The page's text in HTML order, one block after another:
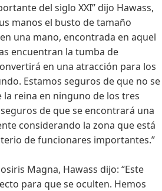
del siglo XXI” dijo Hawass,
manos el busto de tamaño
una mano, encontrada en aquel
encuentran la tumba de
en una atracción para los
Estamos seguros de que no se
reina en ninguno de los tres
de que se encontrará una
considerando la zona que está
de funcionares importantes.”
Magna, Hawass dijo: “Este
para que se oculten. Hemos